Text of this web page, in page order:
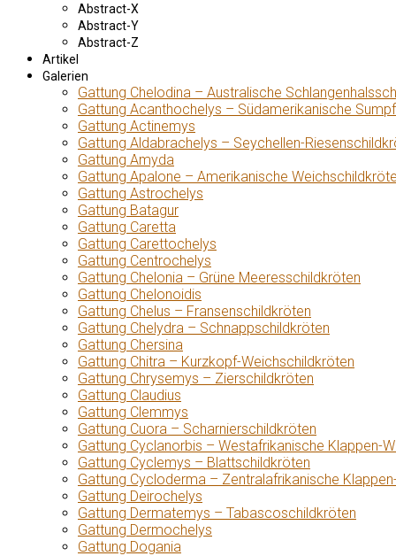
Abstract-X
Abstract-Y
Abstract-Z
Artikel
Galerien
Gattung Chelodina – Australische
Gattung Acanthochelys – Südamerikanische
Gattung Actinemys
Gattung Aldabrachelys – Seychellen-
Gattung Amyda
Gattung Apalone – Amerikanische
Gattung Astrochelys
Gattung Batagur
Gattung Caretta
Gattung Carettochelys
Gattung Centrochelys
Gattung Chelonia – Grüne Meeresschildkröten
Gattung Chelonoidis
Gattung Chelus – Fransenschildkröten
Gattung Chelydra – Schnappschildkröten
Gattung Chersina
Gattung Chitra – Kurzkopf-Weichschildkröten
Gattung Chrysemys – Zierschildkröten
Gattung Claudius
Gattung Clemmys
Gattung Cuora – Scharnierschildkröten
Gattung Cyclanorbis – Westafrikanische Klappen-
Gattung Cyclemys – Blattschildkröten
Gattung Cycloderma – Zentralafrikanische
Gattung Deirochelys
Gattung Dermatemys – Tabascoschildkröten
Gattung Dermochelys
Gattung Dogania